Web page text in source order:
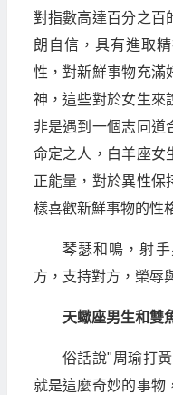
對指數高達百分之百
朗自信，具有進取
性，對新鮮事物充滿
神，這些對於女生來
非是遇到一個志同道
命定之人，白羊座女
正能量，對於異性保
樣喜歡新鮮事物的性
琴瑟和鳴，射
方，支持對方，榮辱
天蠍座男生和雙
俗話說"周瑜打
就是這麼奇妙的事物